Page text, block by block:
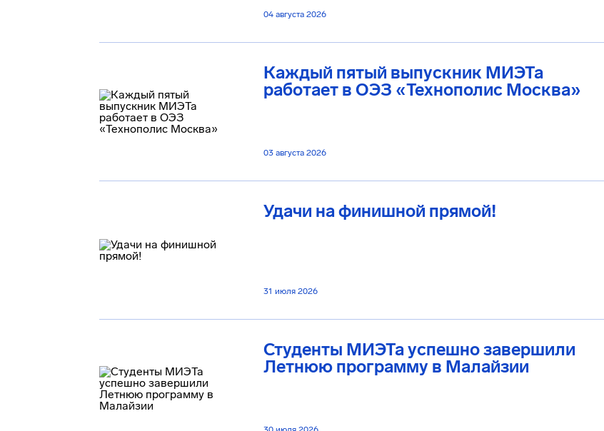
04 августа 2026
Каждый пятый выпускник МИЭТа
работает в ОЭЗ «Технополис Москва»
03 августа 2026
Удачи на финишной прямой!
31 июля 2026
Студенты МИЭТа успешно завершили
Летнюю программу в Малайзии